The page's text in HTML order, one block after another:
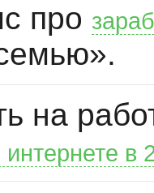
про
на
интернете в